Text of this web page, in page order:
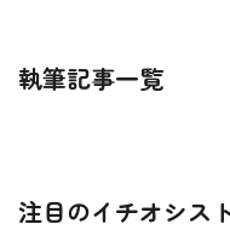
執筆記事一覧
注目のイチオシス